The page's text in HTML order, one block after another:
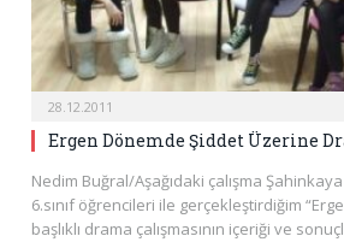
28.12.2011
Ergen Dönemde Şiddet Üzerine
Nedim Buğral/Aşağıdaki çalışma
6.sınıf öğrencileri ile gerçekleştirdiğim
başlıklı drama çalışmasının içeriği ve